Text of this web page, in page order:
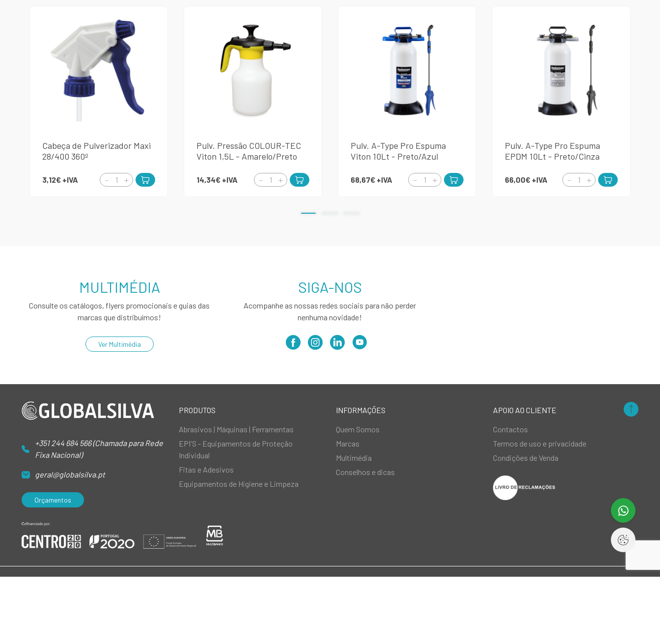
Cabeça de Pulverizador Maxi
28/400 360º
3,12€ +IVA
Pulv. Pressão COLOUR-TEC
Viton 1,5L - Amarelo/Preto
14,34€ +IVA
Pulv. A-Type Pro Espuma
Viton 10Lt - Preto/Azul
68,67€ +IVA
Pulv. A-Type Pro Espuma
EPDM 10Lt - Preto/Cinza
66,00€ +IVA
MULTIMÉDIA
Consulte os catálogos, flyers promocionais e guias das
marcas que distribuímos!
Ver Multimédia
SIGA-NOS
Acompanhe as nossas redes sociais para não perder
nenhuma novidade!
+351 244 684 566 (Chamada para Rede
Fixa Nacional)
geral@globalsilva.pt
Orçamentos
PRODUTOS
Abrasivos | Máquinas | Ferramentas
EPI'S - Equipamentos de Proteção
Individual
Fitas e Adesivos
Equipamentos de Higiene e Limpeza
INFORMAÇÕES
Quem Somos
Marcas
Multimédia
Conselhos e dicas
APOIO AO CLIENTE
Contactos
Termos de uso e privacidade
Condições de Venda